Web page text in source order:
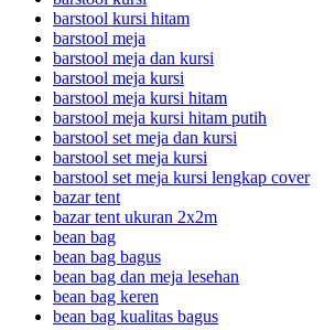
barstool kursi hitam
barstool meja
barstool meja dan kursi
barstool meja kursi
barstool meja kursi hitam
barstool meja kursi hitam putih
barstool set meja dan kursi
barstool set meja kursi
barstool set meja kursi lengkap cover
bazar tent
bazar tent ukuran 2x2m
bean bag
bean bag bagus
bean bag dan meja lesehan
bean bag keren
bean bag kualitas bagus